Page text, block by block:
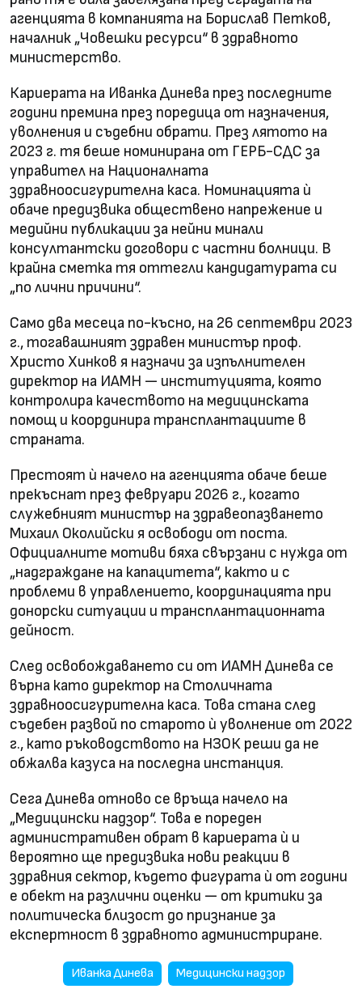
агенцията в компанията на Борислав Петков,
началник „Човешки ресурси“ в здравното
министерство.
Кариерата на Иванка Динева през последните
години премина през поредица от назначения,
уволнения и съдебни обрати. През лятото на
2023 г. тя беше номинирана от ГЕРБ-СДС за
управител на Националната
здравноосигурителна каса. Номинацията ѝ
обаче предизвика обществено напрежение и
медийни публикации за нейни минали
консултантски договори с частни болници. В
крайна сметка тя оттегли кандидатурата си
„по лични причини“.
Само два месеца по-късно, на 26 септември 2023
г., тогавашният здравен министър проф.
Христо Хинков я назначи за изпълнителен
директор на ИАМН — институцията, която
контролира качеството на медицинската
помощ и координира трансплантациите в
страната.
Престоят ѝ начело на агенцията обаче беше
прекъснат през февруари 2026 г., когато
служебният министър на здравеопазването
Михаил Околийски я освободи от поста.
Официалните мотиви бяха свързани с нужда от
„надграждане на капацитета“, както и с
проблеми в управлението, координацията при
донорски ситуации и трансплантационната
дейност.
След освобождаването си от ИАМН Динева се
върна като директор на Столичната
здравноосигурителна каса. Това стана след
съдебен развой по старото ѝ уволнение от 2022
г., като ръководството на НЗОК реши да не
обжалва казуса на последна инстанция.
Сега Динева отново се връща начело на
„Медицински надзор“. Това е пореден
административен обрат в кариерата ѝ и
вероятно ще предизвика нови реакции в
здравния сектор, където фигурата ѝ от години
е обект на различни оценки — от критики за
политическа близост до признание за
експертност в здравното администриране.
Иванка Динева Медицински надзор